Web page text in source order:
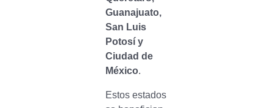
Guanajuato,
San Luis
Potosí y
Ciudad de
México.
Estos estados